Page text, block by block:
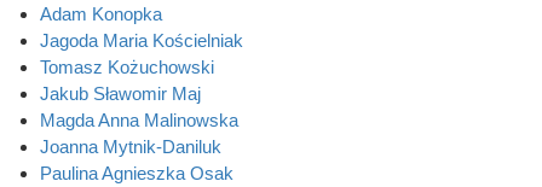
Adam Konopka
Jagoda Maria Kościelniak
Tomasz Kożuchowski
Jakub Sławomir Maj
Magda Anna Malinowska
Joanna Mytnik-Daniluk
Paulina Agnieszka Osak